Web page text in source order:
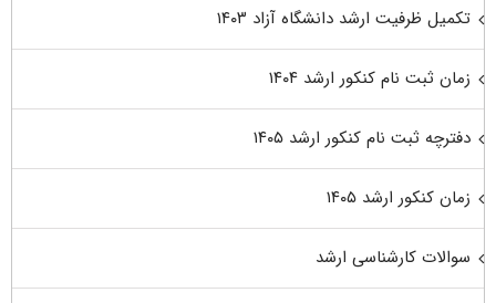
تکمیل ظرفیت ارشد دانشگاه آزاد ۱۴۰۳
زمان ثبت نام کنکور ارشد ۱۴۰۴
دفترچه ثبت نام کنکور ارشد ۱۴۰۵
زمان کنکور ارشد ۱۴۰۵
سوالات کارشناسی ارشد